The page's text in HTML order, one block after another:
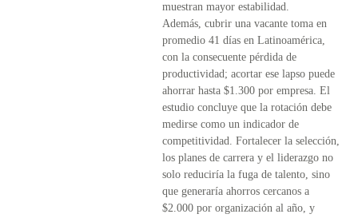
muestran mayor estabilidad.
Además, cubrir una vacante toma en
promedio 41 días en Latinoamérica,
con la consecuente pérdida de
productividad; acortar ese lapso puede
ahorrar hasta $1.300 por empresa. El
estudio concluye que la rotación debe
medirse como un indicador de
competitividad. Fortalecer la selección,
los planes de carrera y el liderazgo no
solo reduciría la fuga de talento, sino
que generaría ahorros cercanos a
$2.000 por organización al año, y